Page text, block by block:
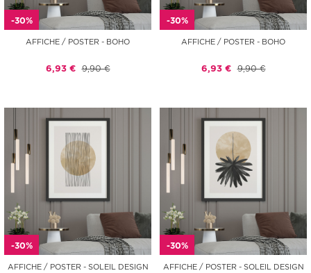
-30%
AFFICHE / POSTER - BOHO
6,93 € 9,90 €
-30%
AFFICHE / POSTER - BOHO
6,93 € 9,90 €
-30%
AFFICHE / POSTER - SOLEIL DESIGN
-30%
AFFICHE / POSTER - SOLEIL DESIGN